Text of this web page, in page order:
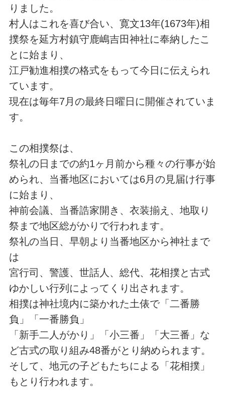
りました。
村人はこれを喜び合い、寛文13年(1673年)相
撲祭を延方村鎮守鹿嶋吉田神社に奉納したこ
とに始まり、
江戸勧進相撲の格式をもって今日に伝えられ
ています。
現在は毎年7月の最終日曜日に開催されていま
す。
この相撲祭は、
祭礼の日までの約1ヶ月前から種々の行事が始
められ、当番地区においては6月の見届け行事
に始まり、
神前会議、当番誥家開き、衣装揃え、地取り
祭まで地区総がかりで行われます。
祭礼の当日、早朝より当番地区から神社まで
は
宮行司、警護、世話人、総代、花相撲と古式
ゆかしい行列によってくり出されます。
相撲は神社境内に築かれた土俵で「二番勝
負」「一番勝負」
「新手二人がかり」「小三番」「大三番」な
ど古式の取り組み48番がとり納められます。
そして、地元の子どもたちによる「花相撲」
もとり行われます。